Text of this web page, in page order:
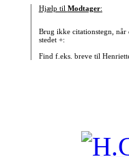
Hjælp til Modtager:
Brug ikke citationstegn, når
stedet +:
Find f.eks. breve til